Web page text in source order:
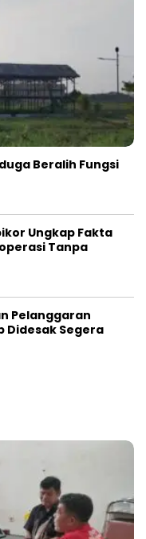
Beralih Fungsi
Ungkap Fakta
Tanpa
Pelanggaran
Didesak Segera